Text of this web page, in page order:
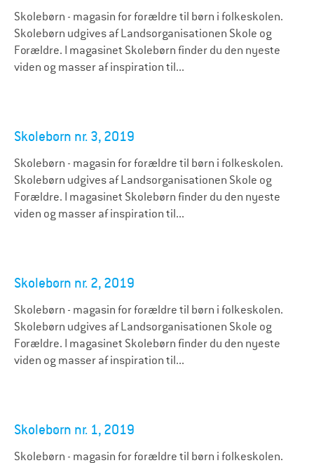
Skolebørn - magasin for forældre til børn i folkeskolen.
Skolebørn udgives af Landsorganisationen Skole og
Forældre. I magasinet Skolebørn finder du den nyeste
viden og masser af inspiration til...
Skolebørn nr. 3, 2019
Skolebørn - magasin for forældre til børn i folkeskolen.
Skolebørn udgives af Landsorganisationen Skole og
Forældre. I magasinet Skolebørn finder du den nyeste
viden og masser af inspiration til...
Skolebørn nr. 2, 2019
Skolebørn - magasin for forældre til børn i folkeskolen.
Skolebørn udgives af Landsorganisationen Skole og
Forældre. I magasinet Skolebørn finder du den nyeste
viden og masser af inspiration til...
Skolebørn nr. 1, 2019
Skolebørn - magasin for forældre til børn i folkeskolen.